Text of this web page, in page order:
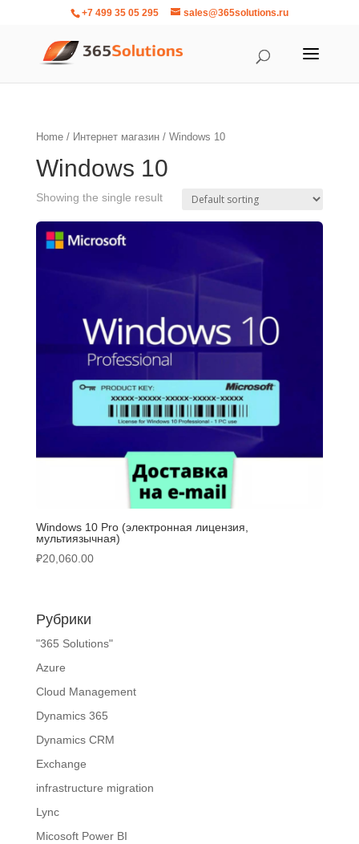
+7 499 35 05 295 sales@365solutions.ru
Home/ Интернет магазин/ Windows 10
Windows 10
Showing the single result
Windows 10 Pro (электронная лицензия,
мультиязычная)
₽20,060.00
Рубрики
"365 Solutions"
Azure
Cloud Management
Dynamics 365
Dynamics CRM
Exchange
infrastructure migration
Lync
Micosoft Power BI